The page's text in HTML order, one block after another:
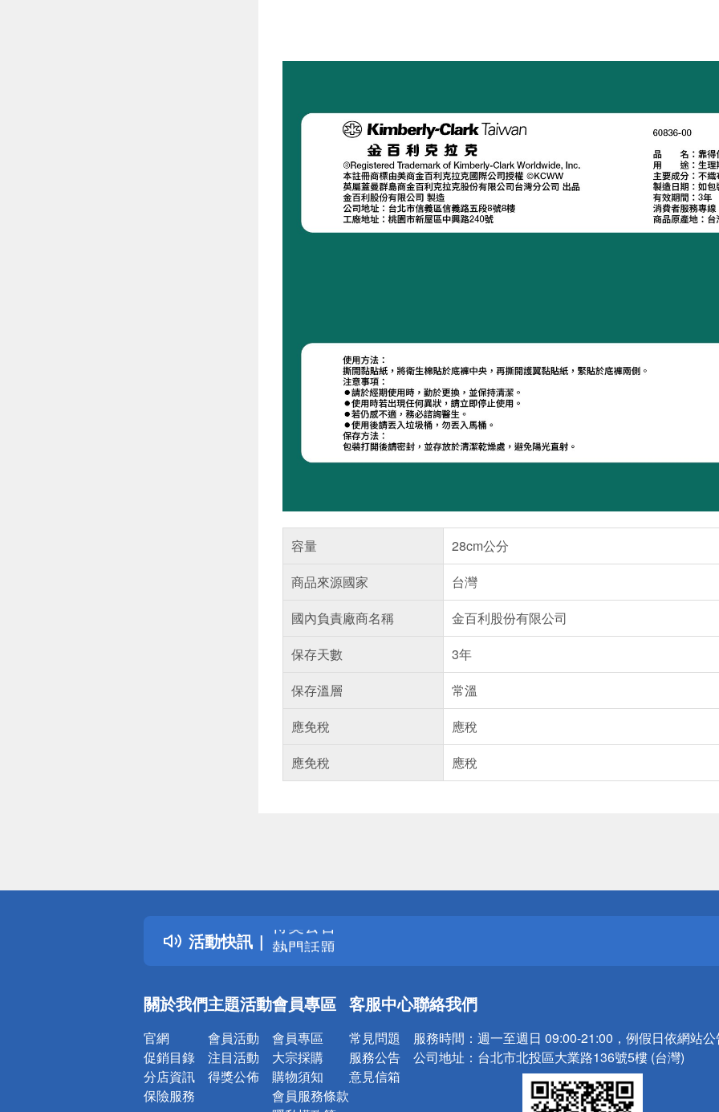
容量
28cm公分
商品來源國家
台灣
國內負責廠商名稱
金百利股份有限公司
保存天數
3年
保存溫層
常溫
應免稅
應稅
應免稅
應稅
活動快訊
詐騙網頁！請小心！
得獎公告
熱門話題
銀行優惠
詐騙網頁！請小心！
關於我們
官網
促銷目錄
分店資訊
保險服務
主題活動
會員活動
注目活動
得獎公佈
會員專區
會員專區
大宗採購
購物須知
會員服務條款
客服中心
常見問題
服務公告
意見信箱
聯絡我們
服務時間： 週一至週日 09:00-21:00，例假日依網站
公司地址： 台北市北投區大業路136號5樓 (台灣)